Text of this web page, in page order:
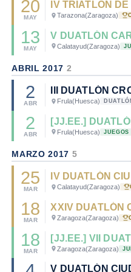
20
MAY Tarazona(Zaragoza)
13
MAY Calatayud(Zaragoza)
ABRIL 2017 2
2
ABR
III DUATLÓN
Frula(Huesca)
2
ABR Frula(Huesca) JUEGOS
MARZO 2017 5
25
MAR Calatayud(Zaragoza)
18
MAR Zaragoza(Zaragoza)
18
MAR Zaragoza(Zaragoza)
V DUATLÓN